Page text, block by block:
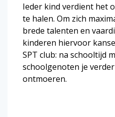
Ieder kind verdient het
te halen. Om zich
brede talenten en
kinderen hiervoor
SPT club: na schooltijd
schoolgenoten je
ontmoeren.